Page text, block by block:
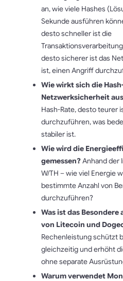
an, wie viele Hashes
Sekunde ausführen
desto schneller ist die
desto sicherer ist das
ist, einen Angriff
Wie wirkt sich die
Netzwerksicherheit
Hash-Rate, desto teurer
durchzuführen, was
stabiler ist.
Wie wird die
gemessen?Anhand der
W/TH – wie viel Energie
bestimmte Anzahl von
durchzuführen?
Was ist das
von Litecoin und
Rechenleistung schützt
gleichzeitig und erhöht
ohne separate
Warum verwendet